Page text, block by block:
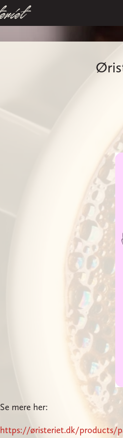
Se mere her:
https://øristeriet.dk/products/